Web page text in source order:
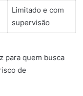
Limitado e com
supervisão
para quem busca
de